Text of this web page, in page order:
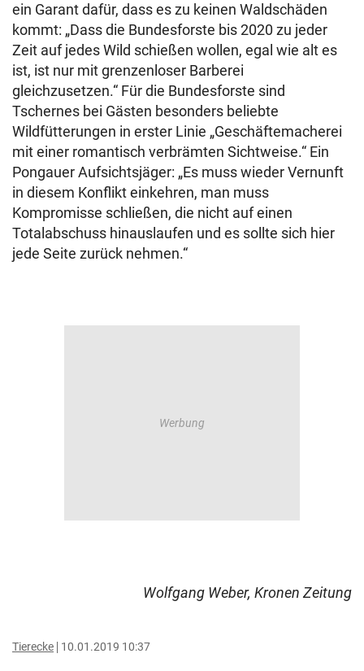
ein Garant dafür, dass es zu keinen Waldschäden
kommt: „Dass die Bundesforste bis 2020 zu jeder
Zeit auf jedes Wild schießen wollen, egal wie alt es
ist, ist nur mit grenzenloser Barberei
gleichzusetzen.“ Für die Bundesforste sind
Tschernes bei Gästen besonders beliebte
Wildfütterungen in erster Linie „Geschäftemacherei
mit einer romantisch verbrämten Sichtweise.“ Ein
Pongauer Aufsichtsjäger: „Es muss wieder Vernunft
in diesem Konflikt einkehren, man muss
Kompromisse schließen, die nicht auf einen
Totalabschuss hinauslaufen und es sollte sich hier
jede Seite zurück nehmen.“
Wolfgang Weber, Kronen Zeitung
Tierecke 10.01.2019 10:37